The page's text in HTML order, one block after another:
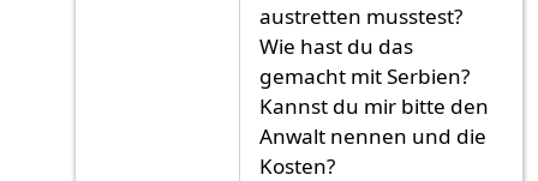
austretten musstest?
Wie hast du das
gemacht mit Serbien?
Kannst du mir bitte den
Anwalt nennen und die
Kosten?